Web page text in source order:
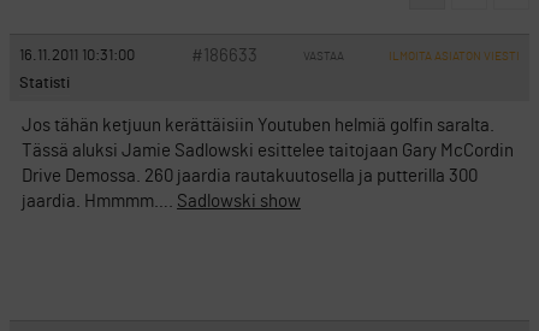
16.11.2011 10:31:00 #186633 VASTAA ILMOITA ASIATON VIESTI
Statisti
Jos tähän ketjuun kerättäisiin Youtuben helmiä golfin saralta.
Tässä aluksi Jamie Sadlowski esittelee taitojaan Gary McCordin
Drive Demossa. 260 jaardia rautakuutosella ja putterilla 300
jaardia. Hmmmm…. Sadlowski show